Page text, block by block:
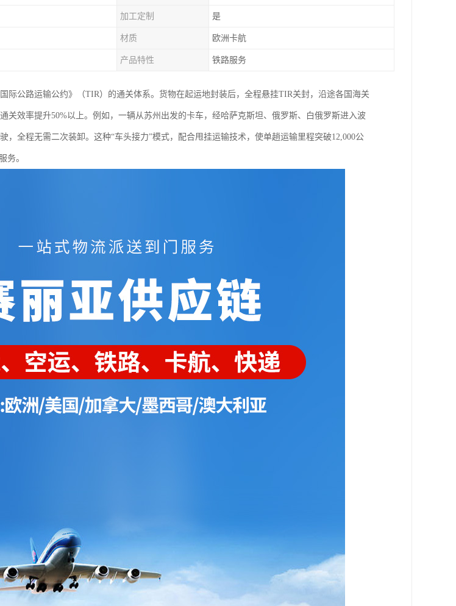
加工定制 是
材质 欧洲卡航
产品特性 铁路服务
际公路运输公约》（TIR）的通关体系。货物在起运地封装后，全程悬挂TIR关封，沿途各国海关
关效率提升50%以上。例如，一辆从苏州出发的卡车，经哈萨克斯坦、俄罗斯、白俄罗斯进入波
，全程无需二次装卸。这种“车头接力”模式，配合甩挂运输技术，使单趟运输里程突破12,000公
务。